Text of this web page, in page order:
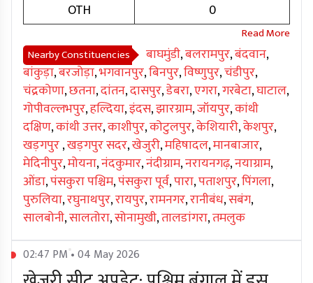
OTH
0
Nearby Constituencies बाघमुंडी,बलरामपुर,बंदवान,
बांकुड़ा,बरजोड़ा,भगवानपुर,बिनपुर,विष्णुपुर,चंडीपुर,
चंद्रकोणा,छतना,दांतन,दासपुर,डेबरा,एगरा,गरबेटा,घाटाल,
गोपीवल्लभपुर,हल्दिया,इंदस,झारग्राम,जॉयपुर,कांथी
दक्षिण,कांथी उत्तर,काशीपुर,कोटुलपुर,केशियारी,केशपुर,
खड़गपुर,खड़गपुर सदर,खेजुरी,महिषादल,मानबाजार,
मेदिनीपुर,मोयना,नंदकुमार,नंदीग्राम,नरायनगढ़,नयाग्राम,
ओंडा,पंसकुरा पश्चिम,पंसकुरा पूर्व,पारा,पताशपुर,पिंगला,
पुरुलिया,रघुनाथपुर,रायपुर,रामनगर,रानीबंध,सबंग,
सालबोनी,सालतोरा,सोनामुखी,तालडांगरा,तमलुक
02:47 PM • 04 May 2026